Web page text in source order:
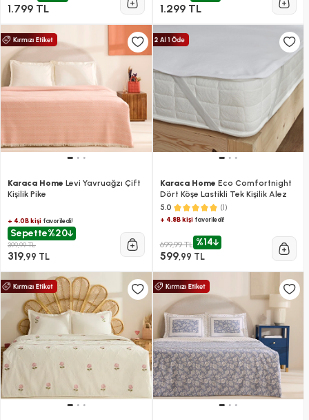
1.799 TL 1.299 TL
Karaca Home Levi Yavruağzı Çift
Kişilik Pike
+ 4.0B kişi favoriledi!
Sepette%20
399,99 TL
319,99 TL
Karaca Home Eco Comfortnight
Dört Köşe Lastikli Tek Kişilik Alez
5.0 (1)
+ 4.8B kişifavoriledi!
699,99 TL %14
599,99 TL